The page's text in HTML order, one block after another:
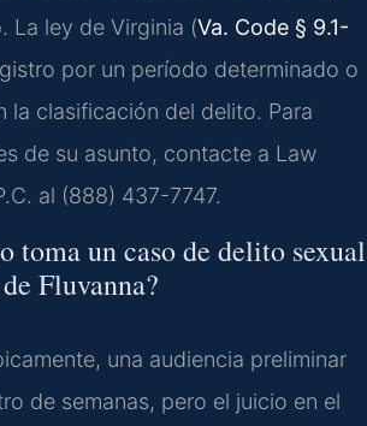
La ley de Virginia (Va. Code § 9.1-
por un período determinado o
la clasificación del delito. Para
de su asunto, contacte a Law
al (888) 437-7747.
toma un caso de delito sexual
Fluvanna?
una audiencia preliminar
de semanas, pero el juicio en el